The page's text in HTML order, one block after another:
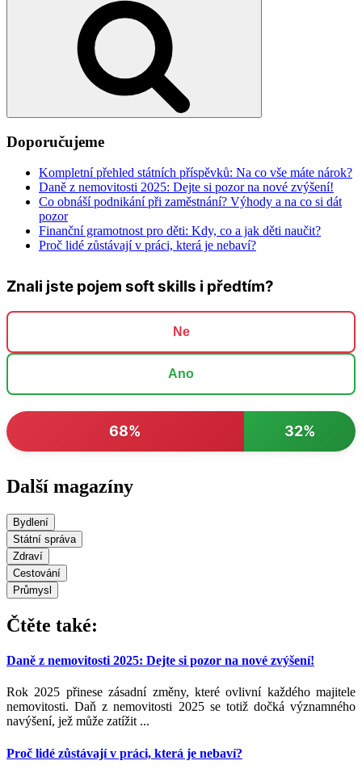
Doporučujeme
Kompletní přehled státních příspěvků: Na co vše máte nárok?
Daně z nemovitosti 2025: Dejte si pozor na nové zvýšení!
Co obnáší podnikání při zaměstnání? Výhody a na co si dát
pozor
Finanční gramotnost pro děti: Kdy, co a jak děti naučit?
Proč lidé zůstávají v práci, která je nebaví?
Znali jste pojem soft skills i předtím?
Ne
Ano
68% 32%
Další magazíny
Bydlení
Státní správa
Zdraví
Cestování
Průmysl
Čtěte také:
Daně z nemovitosti 2025: Dejte si pozor na nové zvýšení!
Rok 2025 přinese zásadní změny, které ovlivní každého majitele
nemovitosti. Daň z nemovitosti 2025 se totiž dočká významného
navýšení, jež může zatížit ...
Proč lidé zůstávají v práci, která je nebaví?